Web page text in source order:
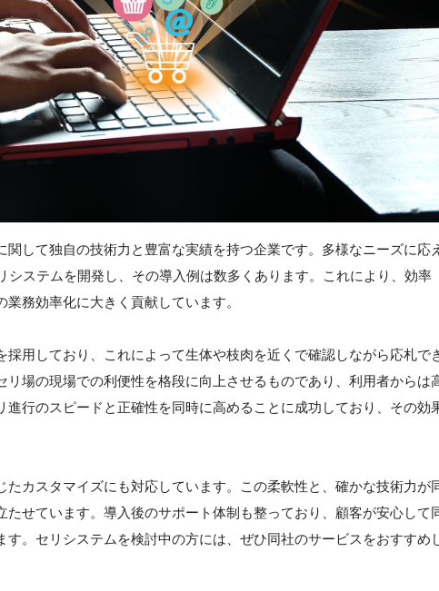
して独自の技術力と豊富な実績を持つ企業です。多様なニーズに応え
システムを開発し、その導入例は数多くあります。これにより、効率
務効率化に大きく貢献しています。
用しており、これによって生体や枝肉を近くで確認しながら応札で
場の現場での利便性を格段に向上させるものであり、利用者からは
行のスピードと正確性を同時に高めることに成功しており、その効
カスタマイズにも対応しています。この柔軟性と、確かな技術力が
せています。導入後のサポート体制も整っており、顧客が安心して
。セリシステムを検討中の方には、ぜひ同社のサービスをおすすめ